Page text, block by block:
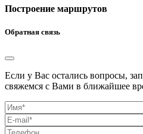
Построение маршрутов
Обратная связь
Если у Вас остались вопросы,
свяжемся с Вами в ближайшее